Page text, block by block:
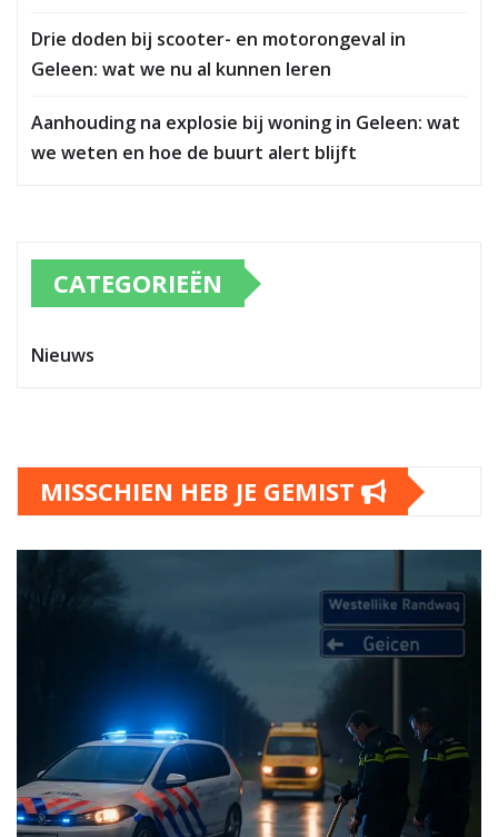
Drie doden bij scooter- en motorongeval in
Geleen: wat we nu al kunnen leren
Aanhouding na explosie bij woning in Geleen: wat
we weten en hoe de buurt alert blijft
CATEGORIEËN
Nieuws
MISSCHIEN HEB JE GEMIST